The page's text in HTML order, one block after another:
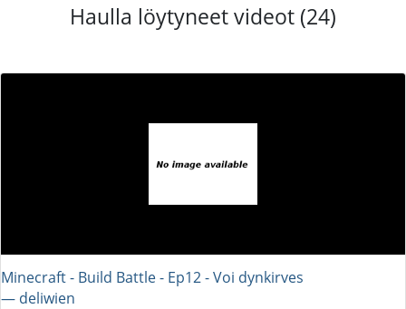
Haulla löytyneet videot (24)
Minecraft - Build Battle - Ep12 - Voi dynkirves
― deliwien